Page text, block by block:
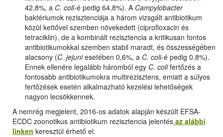
42,8%, a C. coli-é pedig 64,8%). A Campylobacter
baktériumok rezisztenciája a három vizsgált antibiotikum
közül kettővel szemben növekedett (ciprofloxacin és
tetraciklin), de a kombinált rezisztencia a kritikusan fontos
antibiotikumokkal szemben stabil maradt, és összességében
alacsony (C. jejuniesetében 0,6%, a C. coli-é pedig 0,8%).
Ennek ellenére legalább háromból egy C. colifertőzés a
fontosabb antibiotikumokra multirezisztens, emiatt a súlyos
fertőzések esetén alkalmazható kezelési lehetőségek
nagyon lecsökkennek.
A nemrég megjelent, 2016-os adatok alapján készült EFSA-
ECDC zoonotikus antibiotikum rezisztencia jelentés az alábbi
linken keresztül érhető el.